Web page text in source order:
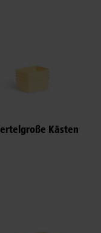
Kästen